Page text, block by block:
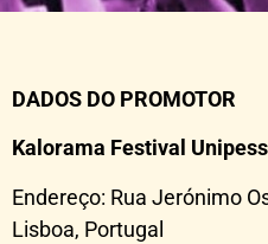
DADOS DO PROMOTOR
Kalorama Festival
Endereço: Rua Jerónimo
Lisboa, Portugal